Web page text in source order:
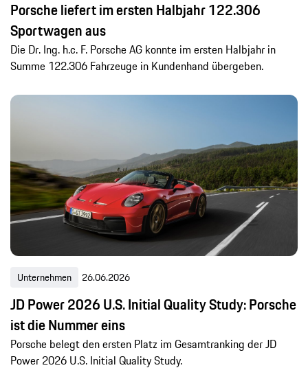
Porsche liefert im ersten Halbjahr 122.306
Sportwagen aus
Die Dr. Ing. h.c. F. Porsche AG konnte im ersten Halbjahr in
Summe 122.306 Fahrzeuge in Kundenhand übergeben.
Unternehmen 26.06.2026
JD Power 2026 U.S. Initial Quality Study: Porsche
ist die Nummer eins
Porsche belegt den ersten Platz im Gesamtranking der JD
Power 2026 U.S. Initial Quality Study.